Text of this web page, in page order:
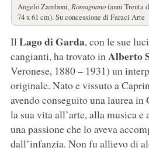
Angelo Zamboni, Romagnano(anni Trenta
74 x 61 cm). Su concessione di Faraci Arte
IlLago di Garda, con le sue
cangianti, ha trovato inAlberto
Veronese, 1880 – 1931) un
originale. Nato e vissuto a
avendo conseguito una laurea
la sua vita all’arte, alla musica e
una passione che lo aveva
dall’infanzia. Non fu allievo di